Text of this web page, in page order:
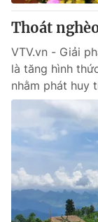
Photo
Video
VTV Money
VTV Sức khoẻ
Thị trường
Thoát
VTV.vn - Giải
là tăng hình
nhằm phát huy